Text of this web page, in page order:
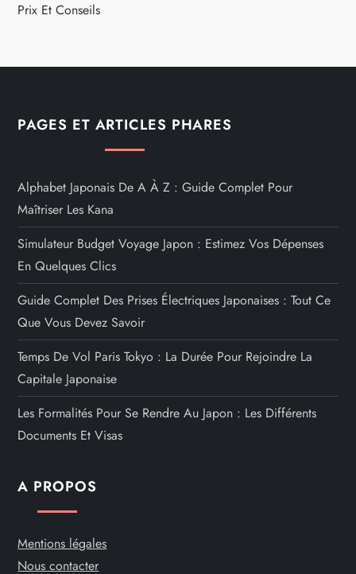
Prix Et Conseils
PAGES ET ARTICLES PHARES
Alphabet Japonais De A À Z : Guide Complet Pour
Maîtriser Les Kana
Simulateur Budget Voyage Japon : Estimez Vos Dépenses
En Quelques Clics
Guide Complet Des Prises Électriques Japonaises : Tout Ce
Que Vous Devez Savoir
Temps De Vol Paris Tokyo : La Durée Pour Rejoindre La
Capitale Japonaise
Les Formalités Pour Se Rendre Au Japon : Les Différents
Documents Et Visas
A PROPOS
Mentions légales
Nous contacter